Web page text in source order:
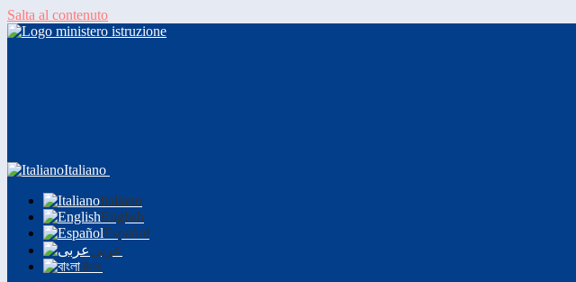
Salta al contenuto
Italiano
Italiano
English
Español
عربى
বাংলা